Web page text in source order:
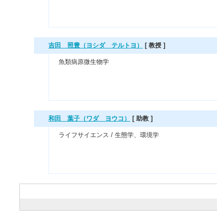
吉田 照豊（ヨシダ テルトヨ） [ 教授 ]
魚類病原微生物学
和田 葉子（ワダ ヨウコ） [ 助教 ]
ライフサイエンス / 生態学、環境学